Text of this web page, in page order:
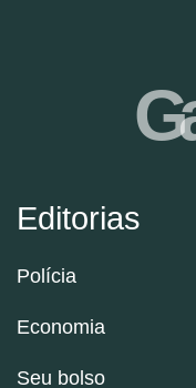
Editorias
Polícia
Economia
Seu bolso